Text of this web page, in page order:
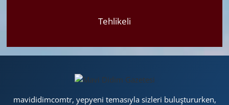
Tehlikeli
mavididimcomtr, yepyeni temasıyla sizleri buluştururken,